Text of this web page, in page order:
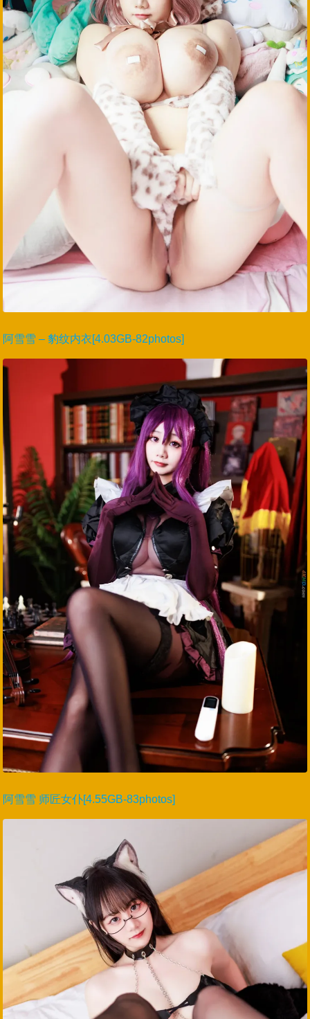
阿雪雪 – 豹纹内衣[4.03GB-82photos]
阿雪雪 师匠女仆[4.55GB-83photos]